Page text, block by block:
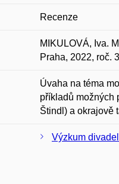
Recenze
MIKULOVÁ, Iva.
Praha, 2022, roč.
Úvaha na téma
příkladů možných
Štindl) a okrajově
Výzkum